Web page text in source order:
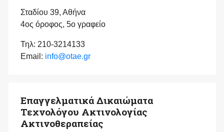
Σταδίου 39, Αθήνα
4ος όροφος, 5ο γραφείο
Τηλ: 210-3214133
Email: info@otae.gr
Επαγγελματικά Δικαιώματα
Τεχνολόγου Ακτινολογίας
Ακτινοθεραπείας